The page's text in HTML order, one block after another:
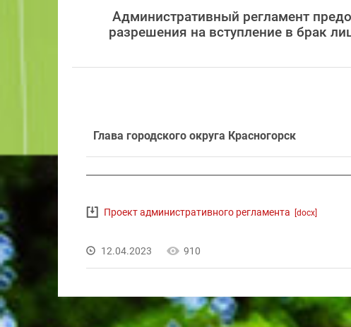
Административный регламент
разрешения на вступление в брак
Глава городского округа Красногорск
Проект административного регламента [docx]
12.04.2023 910